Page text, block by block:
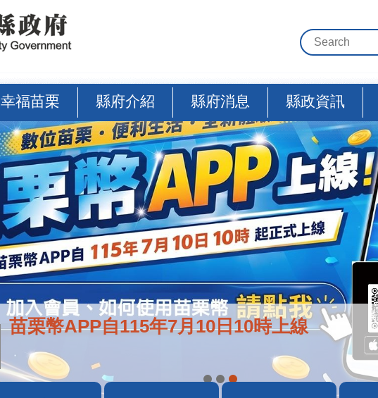
幸福苗栗 縣府介紹 縣府消息 縣政資訊
苗栗幣APP自115年7月10日10時上線